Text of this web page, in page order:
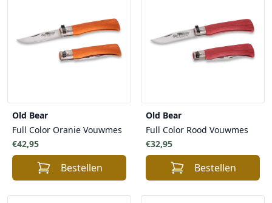
Old Bear
Full Color Oranje Vouwmes
€42,95
Bestellen
Old Bear
Full Color Rood Vouwmes
€32,95
Bestellen